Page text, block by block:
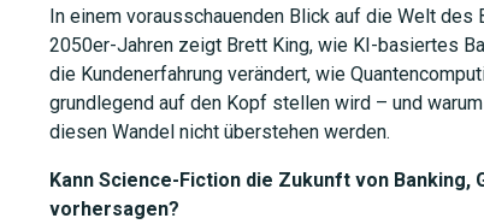
In einem vorausschauenden Blick auf die Welt des
2050er-Jahren zeigt Brett King, wie KI-basiertes
die Kundenerfahrung verändert, wie
grundlegend auf den Kopf stellen wird – und
diesen Wandel nicht überstehen werden.
Kann Science-Fiction die Zukunft von Banking,
vorhersagen?